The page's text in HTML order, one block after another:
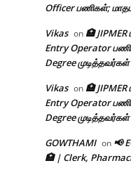
Officer பணிகள்;
Vikas on🏥 JIPMER
Entry Operator
Degree
Vikas on🏥 JIPMER
Entry Operator
Degree
GOWTHAMI on 📢
🏥 | Clerk,